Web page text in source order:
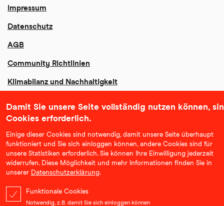
Impressum
Datenschutz
AGB
Community Richtlinien
Klimabilanz und Nachhaltigkeit
Damit Sie unsere Seite vollständig nutzen können,
Cookies erforderlich.
Einige dieser Cookies sind notwendig, damit unsere Seite überhaupt
funktioniert und Sie sich einloggen können, andere Cookies sind für
unsere Statistiken erforderlich. Sie können Ihre Einwilligung jederzeit
widerrufen. Diese Möglichkeit und mehr Informationen finden Sie in
unserer Datenschutzerklärung.
Funktionale Cookies
Notwendig, z.B. damit Sie sich einloggen können